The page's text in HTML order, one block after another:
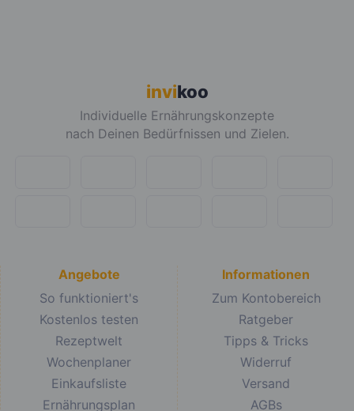
invikoo
Individuelle Ernährungskonzepte
nach Deinen Bedürfnissen und Zielen.
Angebote
So funktioniert's
Kostenlos testen
Rezeptwelt
Wochenplaner
Einkaufsliste
Ernährungsplan
Informationen
Zum Kontobereich
Ratgeber
Tipps & Tricks
Widerruf
Versand
AGBs